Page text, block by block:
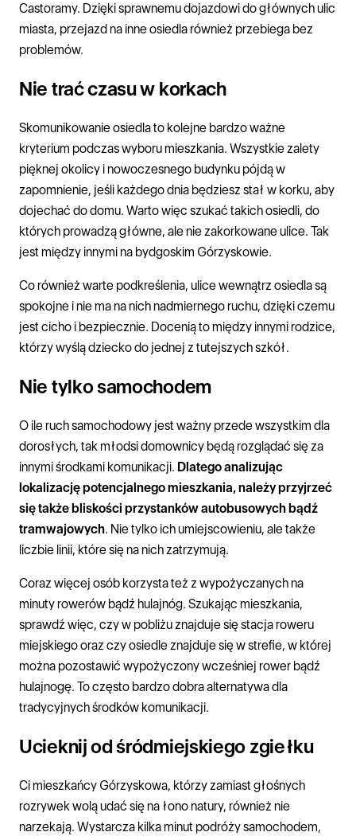
Castoramy. Dzięki sprawnemu dojazdowi do głównych ulic
miasta, przejazd na inne osiedla również przebiega bez
problemów.
Nie trać czasu w korkach
Skomunikowanie osiedla to kolejne bardzo ważne
kryterium podczas wyboru mieszkania. Wszystkie zalety
pięknej okolicy i nowoczesnego budynku pójdą w
zapomnienie, jeśli każdego dnia będziesz stał w korku, aby
dojechać do domu. Warto więc szukać takich osiedli, do
których prowadzą główne, ale nie zakorkowane ulice. Tak
jest między innymi na bydgoskim Górzyskowie.
Co również warte podkreślenia, ulice wewnątrz osiedla są
spokojne i nie ma na nich nadmiernego ruchu, dzięki czemu
jest cicho i bezpiecznie. Docenią to między innymi rodzice,
którzy wyślą dziecko do jednej z tutejszych szkół.
Nie tylko samochodem
O ile ruch samochodowy jest ważny przede wszystkim dla
dorosłych, tak młodsi domownicy będą rozglądać się za
innymi środkami komunikacji. Dlatego analizując
lokalizację potencjalnego mieszkania, należy przyjrzeć
się także bliskości przystanków autobusowych bądź
tramwajowych. Nie tylko ich umiejscowieniu, ale także
liczbie linii, które się na nich zatrzymują.
Coraz więcej osób korzysta też z wypożyczanych na
minuty rowerów bądź hulajnóg. Szukając mieszkania,
sprawdź więc, czy w pobliżu znajduje się stacja roweru
miejskiego oraz czy osiedle znajduje się w strefie, w której
można pozostawić wypożyczony wcześniej rower bądź
hulajnogę. To często bardzo dobra alternatywa dla
tradycyjnych środków komunikacji.
Ucieknij od śródmiejskiego zgiełku
Ci mieszkańcy Górzyskowa, którzy zamiast głośnych
rozrywek wolą udać się na łono natury, również nie
narzekają. Wystarcza kilka minut podróży samochodem,